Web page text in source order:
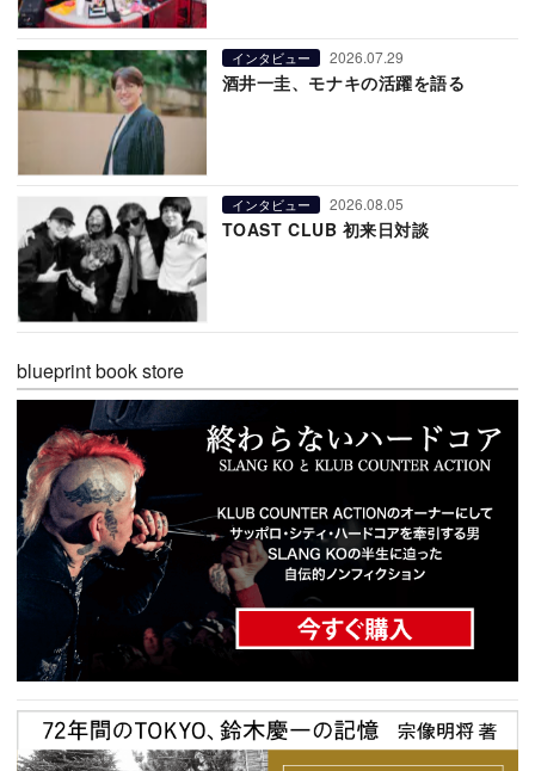
インタビュー 2026.07.29
酒井一圭、モナキの活躍を語る
インタビュー 2026.08.05
TOAST CLUB 初来日対談
blueprint book store